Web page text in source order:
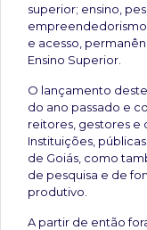
superior; ensino,
e acesso,
Ensino Superior.
O lançamento
do ano passado e
reitores, gestores e
Instituições,
de Goiás, como
de pesquisa e de
produtivo.
A partir de então